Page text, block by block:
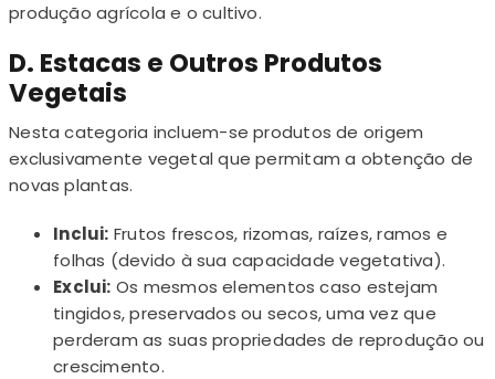
produção agrícola e o cultivo.
D. Estacas e Outros Produtos
Vegetais
Nesta categoria incluem-se produtos de origem
exclusivamente vegetal que permitam a obtenção de
novas plantas.
Inclui: Frutos frescos, rizomas, raízes, ramos e
folhas (devido à sua capacidade vegetativa).
Exclui: Os mesmos elementos caso estejam
tingidos, preservados ou secos, uma vez que
perderam as suas propriedades de reprodução ou
crescimento.